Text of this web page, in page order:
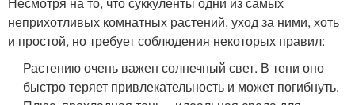
неприхотливых комнатных растений, уход за ними, хоть
и простой, но требует соблюдения некоторых правил:
Растению очень важен солнечный свет. В тени оно
быстро теряет привлекательность и может погибнуть.